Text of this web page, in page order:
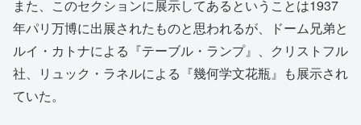
また、このセクションに展示してあるということは1937
年パリ万博に出展されたものと思われるが、ドーム兄弟と
ルイ・カトナによる『テーブル・ランプ』、クリストフル
社、リュック・ラネルによる『幾何学文花瓶』も展示され
ていた。